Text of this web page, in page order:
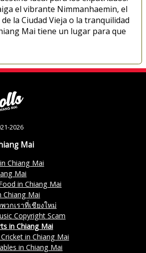
el vibrante Nimmanhaemin, el
la Ciudad Vieja o la tranquilidad
Mai tiene un lugar para que
2026
Mai
Chiang Mai
Mai
in Chiang Mai
Chiang Mai
วกเราที่เชียงใหม่
Copyright Scam
in Chiang Mai
in Chiang Mai
in Chiang Mai